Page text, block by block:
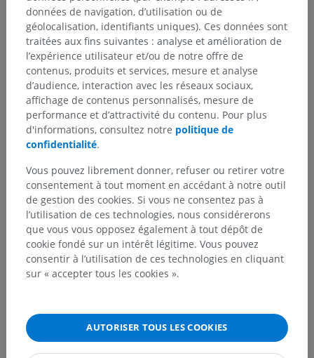
données de navigation, d’utilisation ou de
géolocalisation, identifiants uniques). Ces données sont
traitées aux fins suivantes : analyse et amélioration de
l’expérience utilisateur et/ou de notre offre de
contenus, produits et services, mesure et analyse
d’audience, interaction avec les réseaux sociaux,
affichage de contenus personnalisés, mesure de
performance et d’attractivité du contenu. Pour plus
d'informations, consultez notre politique de
confidentialité.
Vous pouvez librement donner, refuser ou retirer votre
consentement à tout moment en accédant à notre outil
de gestion des cookies. Si vous ne consentez pas à
l’utilisation de ces technologies, nous considérerons
que vous vous opposez également à tout dépôt de
cookie fondé sur un intérêt légitime. Vous pouvez
consentir à l’utilisation de ces technologies en cliquant
sur « accepter tous les cookies ».
AUTORISER TOUS LES COOKIES